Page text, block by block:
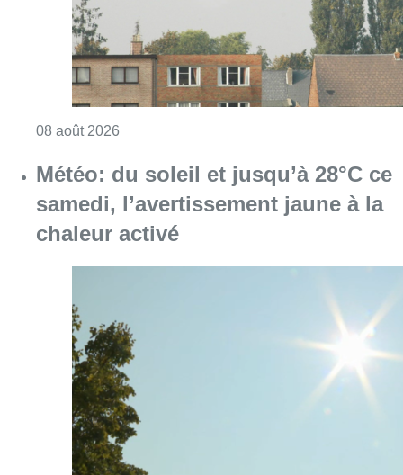
08 août 2026
Météo: du soleil et jusqu’à 28°C ce
samedi, l’avertissement jaune à la
chaleur activé